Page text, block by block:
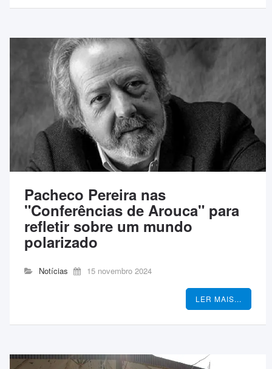
Pacheco Pereira nas
"Conferências de Arouca" para
refletir sobre um mundo
polarizado
Notícias 15 novembro 2024
LER MAIS...